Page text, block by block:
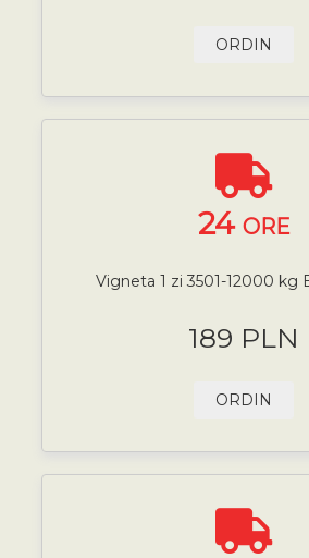
ORDIN
24 ORE
Vigneta 1 zi 3501-12000 kg
189 PLN
ORDIN